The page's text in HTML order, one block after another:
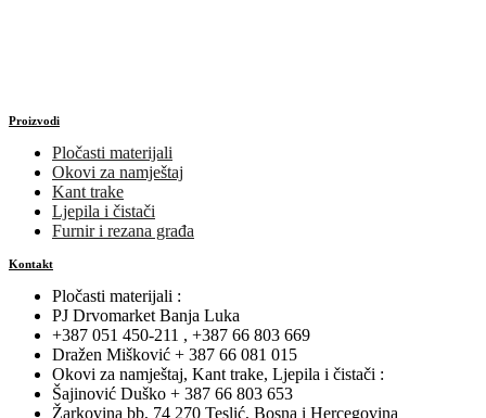
Proizvodi
Pločasti materijali
Okovi za namještaj
Kant trake
Ljepila i čistači
Furnir i rezana građa
Kontakt
Pločasti materijali :
PJ Drvomarket Banja Luka
+387 051 450-211 , +387 66 803 669
Dražen Mišković + 387 66 081 015
Okovi za namještaj, Kant trake, Ljepila i čistači :
Šajinović Duško + 387 66 803 653
Žarkovina bb, 74 270 Teslić, Bosna i Hercegovina